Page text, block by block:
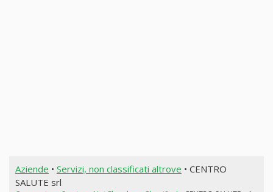
Aziende • Servizi, non classificati altrove • CENTRO
SALUTE srl